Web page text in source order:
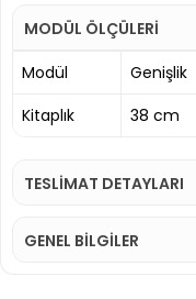
MODÜL ÖLÇÜLERİ
Modül
Genişlik
Kitaplık
38 cm
TESLİMAT DETAYLARI
GENEL BİLGİLER